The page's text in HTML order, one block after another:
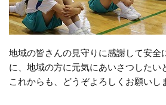
地域の皆さんの見守りに感謝して安全
に、地域の方に元気にあいさつしたい
これからも、どうぞよろしくお願いし